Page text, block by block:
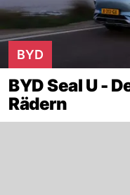
BYD
BYD Seal U -
Rädern